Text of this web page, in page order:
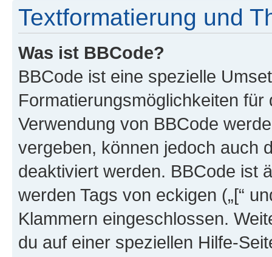
Textformatierung und
Was ist BBCode?
BBCode ist eine spezielle
Formatierungsmöglichkeiten
Verwendung von BBCode
vergeben, können jedoch auch
deaktiviert werden. BBCode ist
werden Tags von eckigen („[“
Klammern eingeschlossen.
du auf einer speziellen Hilfe-